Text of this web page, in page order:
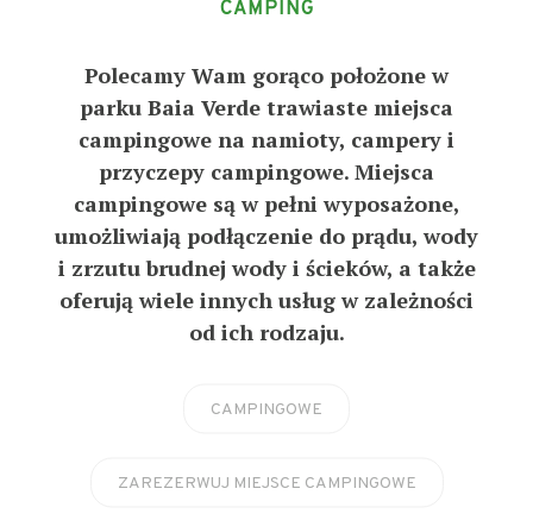
CAMPING
Polecamy Wam gorąco położone w
parku Baia Verde trawiaste miejsca
campingowe na namioty, campery i
przyczepy campingowe. Miejsca
campingowe są w pełni wyposażone,
umożliwiają podłączenie do prądu, wody
i zrzutu brudnej wody i ścieków, a także
oferują wiele innych usług w zależności
od ich rodzaju.
CAMPINGOWE
ZAREZERWUJ MIEJSCE CAMPINGOWE